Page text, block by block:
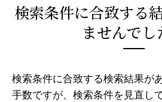
山形県 福島県
栃木県
検索条件に合致する
ませんでし
検索条件に合致する検索結果が
手数ですが、検索条件を⾒直し